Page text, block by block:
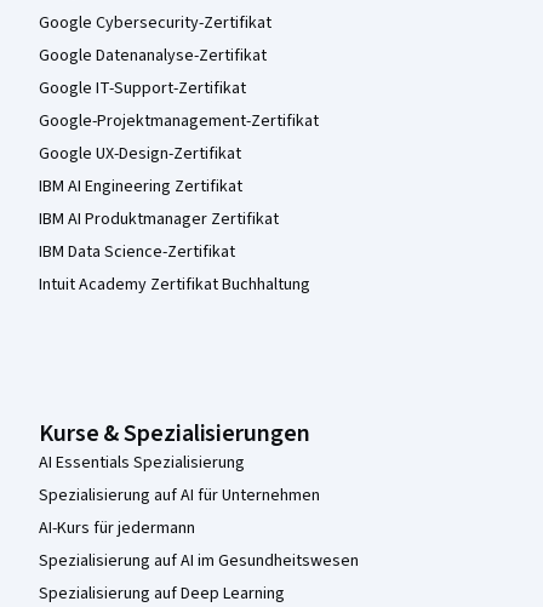
Google Cybersecurity-Zertifikat
Google Datenanalyse-Zertifikat
Google IT-Support-Zertifikat
Google-Projektmanagement-Zertifikat
Google UX-Design-Zertifikat
IBM AI Engineering Zertifikat
IBM AI Produktmanager Zertifikat
IBM Data Science-Zertifikat
Intuit Academy Zertifikat Buchhaltung
Kurse & Spezialisierungen
AI Essentials Spezialisierung
Spezialisierung auf AI für Unternehmen
AI-Kurs für jedermann
Spezialisierung auf AI im Gesundheitswesen
Spezialisierung auf Deep Learning